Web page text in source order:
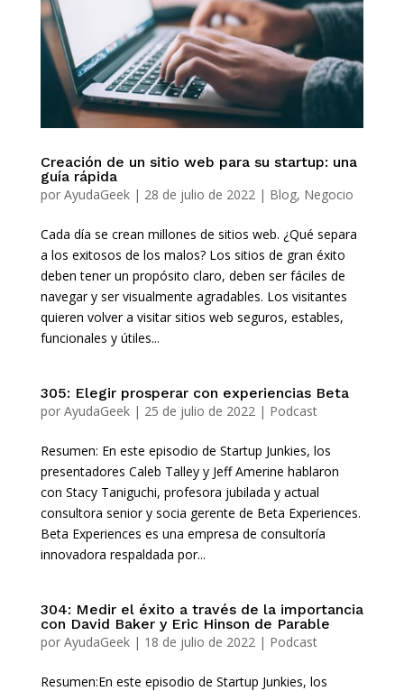
Creación de un sitio web para su startup: una
guía rápida
por AyudaGeek| 28 de julio de 2022| Blog, Negocio
Cada día se crean millones de sitios web. ¿Qué separa
a los exitosos de los malos? Los sitios de gran éxito
deben tener un propósito claro, deben ser fáciles de
navegar y ser visualmente agradables. Los visitantes
quieren volver a visitar sitios web seguros, estables,
funcionales y útiles...
305: Elegir prosperar con experiencias Beta
por AyudaGeek| 25 de julio de 2022| Podcast
Resumen: En este episodio de Startup Junkies, los
presentadores Caleb Talley y Jeff Amerine hablaron
con Stacy Taniguchi, profesora jubilada y actual
consultora senior y socia gerente de Beta Experiences.
Beta Experiences es una empresa de consultoría
innovadora respaldada por...
304: Medir el éxito a través de la importancia
con David Baker y Eric Hinson de Parable
por AyudaGeek| 18 de julio de 2022| Podcast
Resumen:En este episodio de Startup Junkies, los